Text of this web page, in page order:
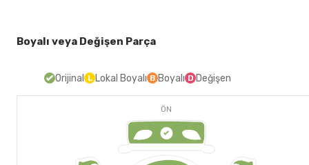
Boyalı veya Değişen Parça
Orijinal L Lokal Boyalı B Boyalı D Değişen
ÖN